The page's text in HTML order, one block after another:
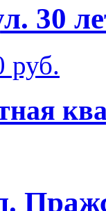
30
руб.